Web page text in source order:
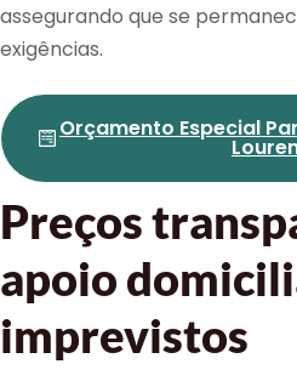
assegurando que se
exigências.
Orçamento Especial
Preços
apoio
imprevistos